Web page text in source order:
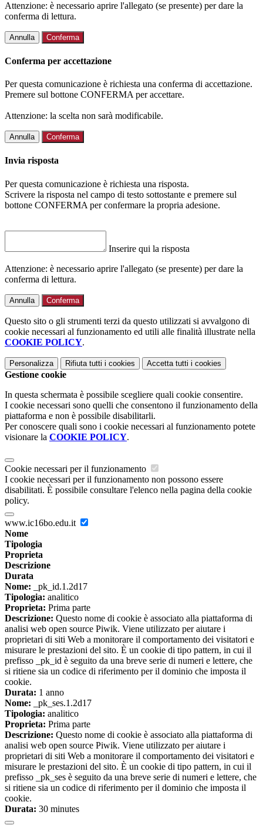
Attenzione: è necessario aprire l'allegato (se presente) per dare la
conferma di lettura.
Annulla Conferma
Conferma per accettazione
Per questa comunicazione è richiesta una conferma di accettazione.
Premere sul bottone CONFERMA per accettare.
Attenzione: la scelta non sarà modificabile.
Annulla Conferma
Invia risposta
Per questa comunicazione è richiesta una risposta.
Scrivere la risposta nel campo di testo sottostante e premere sul
bottone CONFERMA per confermare la propria adesione.
Inserire qui la risposta
Attenzione: è necessario aprire l'allegato (se presente) per dare la
conferma di lettura.
Annulla Conferma
Questo sito o gli strumenti terzi da questo utilizzati si avvalgono di
cookie necessari al funzionamento ed utili alle finalità illustrate nella
COOKIE POLICY.
Personalizza Rifiuta tutti i cookies Accetta tutti i cookies
Gestione cookie
In questa schermata è possibile scegliere quali cookie consentire.
I cookie necessari sono quelli che consentono il funzionamento della
piattaforma e non è possibile disabilitarli.
Per conoscere quali sono i cookie necessari al funzionamento potete
visionare la COOKIE POLICY.
Cookie necessari per il funzionamento
I cookie necessari per il funzionamento non possono essere
disabilitati. È possibile consultare l'elenco nella pagina della cookie
policy.
www.ic16bo.edu.it
Nome
Tipologia
Proprieta
Descrizione
Durata
Nome: _pk_id.1.2d17
Tipologia: analitico
Proprieta: Prima parte
Descrizione: Questo nome di cookie è associato alla piattaforma di
analisi web open source Piwik. Viene utilizzato per aiutare i
proprietari di siti Web a monitorare il comportamento dei visitatori e
misurare le prestazioni del sito. È un cookie di tipo pattern, in cui il
prefisso _pk_id è seguito da una breve serie di numeri e lettere, che
si ritiene sia un codice di riferimento per il dominio che imposta il
cookie.
Durata: 1 anno
Nome: _pk_ses.1.2d17
Tipologia: analitico
Proprieta: Prima parte
Descrizione: Questo nome di cookie è associato alla piattaforma di
analisi web open source Piwik. Viene utilizzato per aiutare i
proprietari di siti Web a monitorare il comportamento dei visitatori e
misurare le prestazioni del sito. È un cookie di tipo pattern, in cui il
prefisso _pk_ses è seguito da una breve serie di numeri e lettere, che
si ritiene sia un codice di riferimento per il dominio che imposta il
cookie.
Durata: 30 minutes